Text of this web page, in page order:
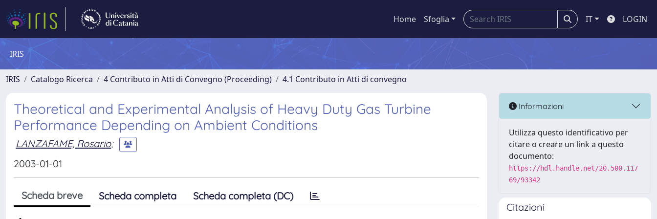
Home Sfoglia IT LOGIN
IRIS
IRIS Catalogo Ricerca 4 Contributo in Atti di Convegno (Proceeding) 4.1 Contributo in Atti di convegno
Theoretical and Experimental Analysis of Heavy Duty Gas Turbine
Performance Depending on Ambient Conditions
LANZAFAME, Rosario;
2003-01-01
Scheda breve Scheda completa Scheda completa (DC)
Informazioni
Utilizza questo identificativo per
citare o creare un link a questo
documento:
https://hdl.handle.net/20.500.117
69/93342
Citazioni